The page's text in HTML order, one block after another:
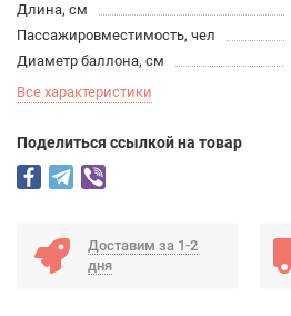
Длина, см
Пассажировместимость, чел
Диаметр баллона, см
Все характеристики
Поделиться ссылкой на товар
Доставим за 1-2
дня